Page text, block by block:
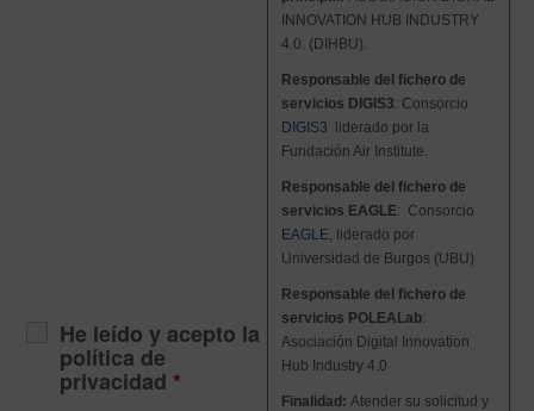
He leído y acepto la
política de
privacidad *
INNOVATION HUB INDUSTRY
4.0. (DIHBU).
Responsable del fichero de
servicios DIGIS3: Consorcio
DIGIS3 liderado por la
Fundación Air Institute
Responsable del fichero de
servicios EAGLE: Consorcio
EAGLE , liderado por
Universidad de Burgos (UBU)
Responsable del fichero de
servicios POLEALab:
Asociación Digital Innovation
Hub Industry 4.0
Finalidad: Atender su solicitud y